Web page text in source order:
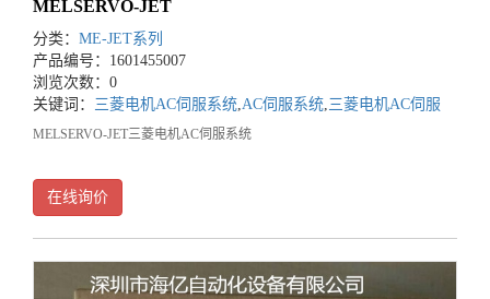
MELSERVO-JET
分类： ME-JET系列
产品编号：1601455007
浏览次数：0
关键词： 三菱电机AC伺服系统 AC伺服系统 三菱电机AC伺服
MELSERVO-JET三菱电机AC伺服系统
在线询价